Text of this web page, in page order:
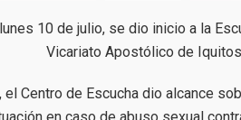
10 de julio, se dio inicio a la
Vicariato Apostólico de
el Centro de Escucha dio alcance